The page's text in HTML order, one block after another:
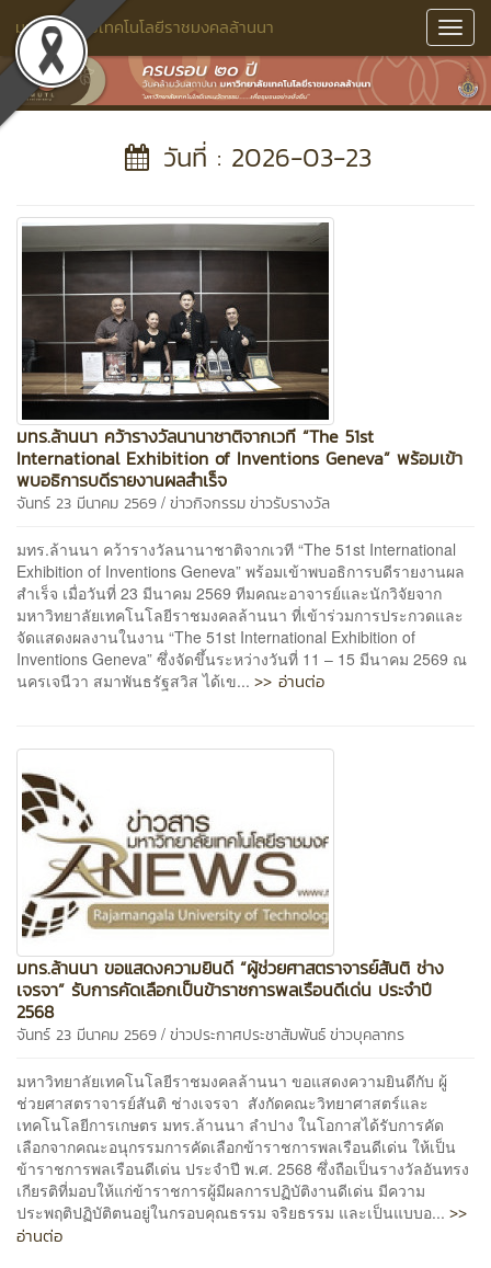
มหาวิทยาลัยเทคโนโลยีราชมงคลล้านนา
วันที่ : 2026-03-23
มทร.ล้านนา คว้ารางวัลนานาชาติจากเวที “The 51st
International Exhibition of Inventions Geneva” พร้อมเข้า
พบอธิการบดีรายงานผลสำเร็จ
จันทร์ 23 มีนาคม 2569 / ข่าวกิจกรรมข่าวรับรางวัล
มทร.ล้านนา คว้ารางวัลนานาชาติจากเวที “The 51st International
Exhibition of Inventions Geneva” พร้อมเข้าพบอธิการบดีรายงานผล
สำเร็จ เมื่อวันที่ 23 มีนาคม 2569 ทีมคณะอาจารย์และนักวิจัยจาก
มหาวิทยาลัยเทคโนโลยีราชมงคลล้านนา ที่เข้าร่วมการประกวดและ
จัดแสดงผลงานในงาน “The 51st International Exhibition of
Inventions Geneva” ซึ่งจัดขึ้นระหว่างวันที่ 11 – 15 มีนาคม 2569 ณ
นครเจนีวา สมาพันธรัฐสวิส ได้เข... >> อ่านต่อ
มทร.ล้านนา ขอแสดงความยินดี “ผู้ช่วยศาสตราจารย์สันติ ช่าง
เจรจา” รับการคัดเลือกเป็นข้าราชการพลเรือนดีเด่น ประจำปี
2568
จันทร์ 23 มีนาคม 2569 / ข่าวประกาศประชาสัมพันธ์ข่าวบุคลากร
มหาวิทยาลัยเทคโนโลยีราชมงคลล้านนา ขอแสดงความยินดีกับ ผู้
ช่วยศาสตราจารย์สันติ ช่างเจรจา สังกัดคณะวิทยาศาสตร์และ
เทคโนโลยีการเกษตร มทร.ล้านนา ลำปาง ในโอกาสได้รับการคัด
เลือกจากคณะอนุกรรมการคัดเลือกข้าราชการพลเรือนดีเด่น ให้เป็น
ข้าราชการพลเรือนดีเด่น ประจำปี พ.ศ. 2568 ซึ่งถือเป็นรางวัลอันทรง
เกียรติที่มอบให้แก่ข้าราชการผู้มีผลการปฏิบัติงานดีเด่น มีความ
ประพฤติปฏิบัติตนอยู่ในกรอบคุณธรรม จริยธรรม และเป็นแบบอ... >>
อ่านต่อ